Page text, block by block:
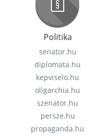
Politika
senator.hu
diplomata.hu
kepviselo.hu
oligarchia.hu
szenator.hu
persze.hu
propaganda.hu